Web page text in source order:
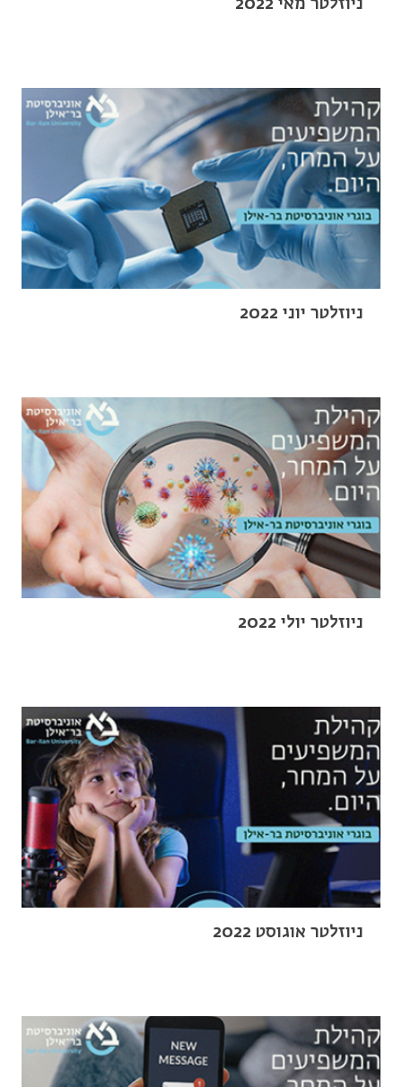
ניוזלטר מאי 2022
ניוזלטר יוני 2022
ניוזלטר יולי 2022
ניוזלטר אוגוסט 2022